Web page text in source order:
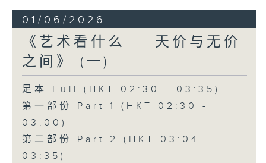
01/06/2026
《艺术看什么——天价与无价
之间》 (一)
足本 Full (HKT 02:30 - 03:35)
第一部份 Part 1 (HKT 02:30 -
03:00)
第二部份 Part 2 (HKT 03:04 -
03:35)